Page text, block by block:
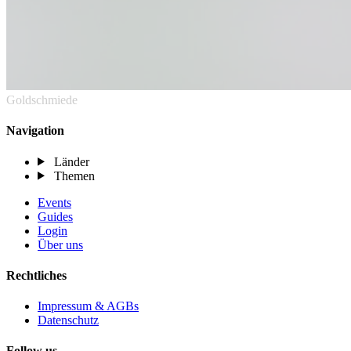
Goldschmiede
Navigation
Länder
Themen
Events
Guides
Login
Über uns
Rechtliches
Impressum & AGBs
Datenschutz